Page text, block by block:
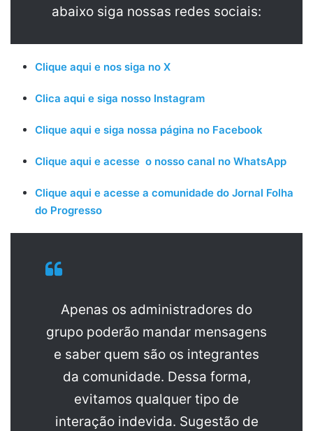
abaixo siga nossas redes sociais:
Clique aqui e nos siga no X
Clica aqui e siga nosso Instagram
Clique aqui e siga nossa página no Facebook
Clique aqui e acesse o nosso canal no WhatsApp
Clique aqui e acesse a comunidade do Jornal Folha
do Progresso
Apenas os administradores do
grupo poderão mandar mensagens
e saber quem são os integrantes
da comunidade. Dessa forma,
evitamos qualquer tipo de
interação indevida. Sugestão de